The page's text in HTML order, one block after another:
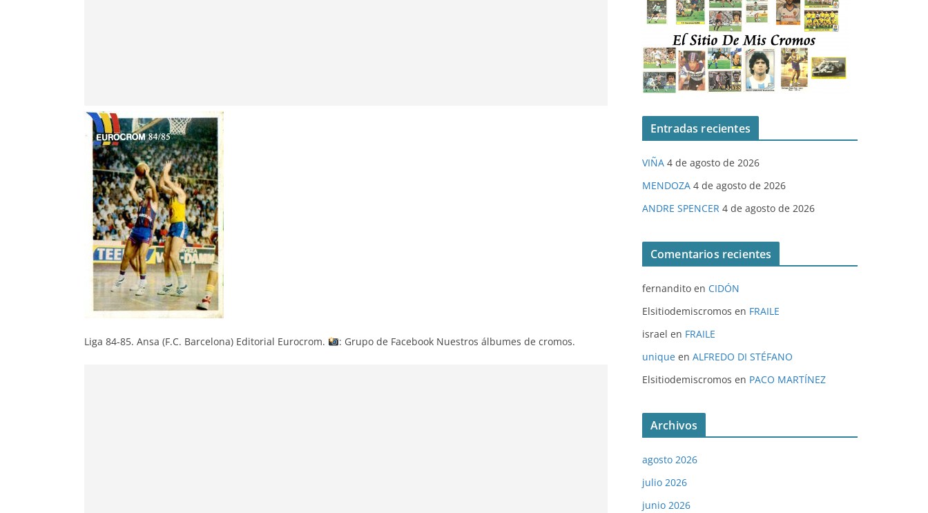
Liga 84-85. Ansa (F.C. Barcelona) Editorial Eurocrom. : Grupo de Facebook Nuestros álbumes de cromos.
Entradas recientes
VIÑA 4 de agosto de 2026
MENDOZA 4 de agosto de 2026
ANDRE SPENCER 4 de agosto de 2026
Comentarios recientes
fernandito en CIDÓN
Elsitiodemiscromos en FRAILE
israel en FRAILE
unique en ALFREDO DI STÉFANO
Elsitiodemiscromos en PACO MARTÍNEZ
Archivos
agosto 2026
julio 2026
junio 2026